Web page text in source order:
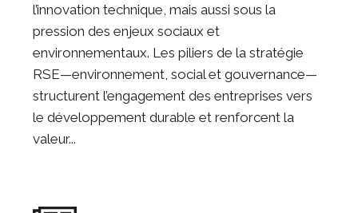
l’innovation technique, mais aussi sous la
pression des enjeux sociaux et
environnementaux. Les piliers de la stratégie
RSE—environnement, social et gouvernance—
structurent l’engagement des entreprises vers
le développement durable et renforcent la
valeur...